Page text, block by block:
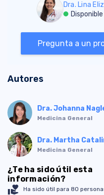
Dra. Lina
Disponible
Pregunta a un
Autores
Dra. Johanna
Medicina General
Dra. Martha
Medicina General
¿Te ha sido útil esta
información?
volunteer_activism Ha sido útil para 80